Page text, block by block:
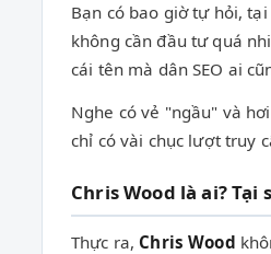
Bạn có bao giờ tự hỏi,
không cần đầu tư quá
cái tên mà dân SEO ai
Nghe có vẻ "ngầu" và
chỉ có vài chục lượt truy
Chris Wood là ai?
Thực ra, Chris Wood